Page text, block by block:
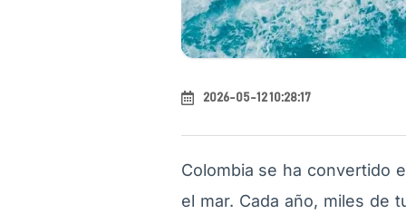
2026-05-12 10:28:17
Colombia se ha convertido
el mar. Cada año, miles de